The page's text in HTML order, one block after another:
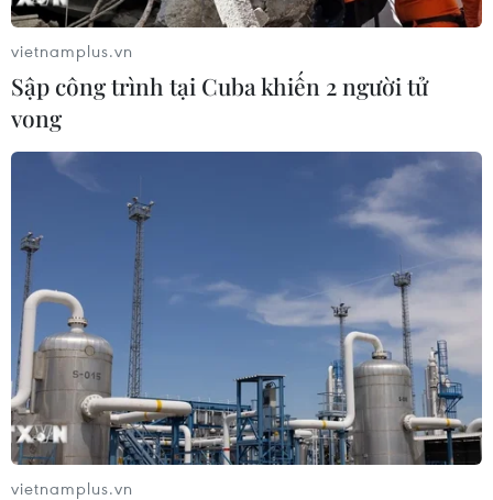
vietnamplus.vn
Sập công trình tại Cuba khiến 2 người tử
vong
vietnamplus.vn